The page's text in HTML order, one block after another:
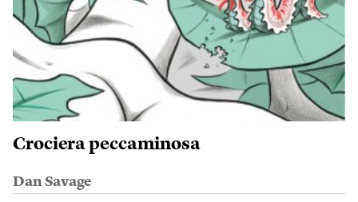
Crociera peccaminosa
Dan Savage